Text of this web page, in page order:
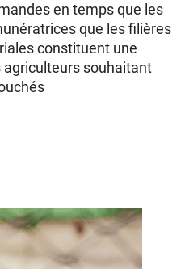
en temps que les
que les filières
constituent une
souhaitant